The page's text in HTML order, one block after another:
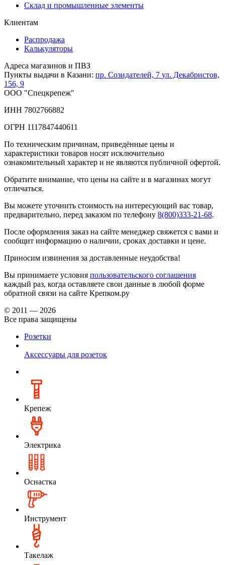
Склад и промышленные элементы
Клиентам
Распродажа
Калькуляторы
Адреса магазинов и ПВЗ
Пункты выдачи в Казани: пр. Созидателей, 7 ул. Декабристов,
156, 9
ООО "Спецкрепеж"
ИНН 7802766882
ОГРН 1117847440611
По техническим причинам, приведённые цены и
характеристики товаров носят исключительно
ознакомительный характер и не являются публичной офертой.
Обратите внимание, что цены на сайте и в магазинах могут
отличаться.
Вы можете уточнить стоимость на интересующий вас товар,
предварительно, перед заказом по телефону 8(800)333-21-68.
После оформления заказ на сайте менеджер свяжется с вами и
сообщит информацию о наличии, сроках доставки и цене.
Приносим извинения за доставленные неудобства!
Вы принимаете условия пользовательского соглашения
каждый раз, когда оставляете свои данные в любой форме
обратной связи на сайте Крепком.ру
© 2011 — 2026
Все права защищены
Розетки
Аксессуары для розеток
Крепеж
Электрика
Оснастка
Инструмент
Такелаж